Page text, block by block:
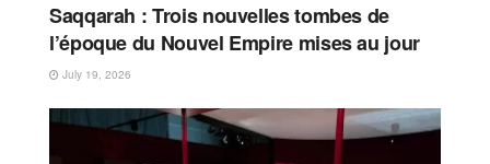
Saqqarah : Trois nouvelles tombes de
l’époque du Nouvel Empire mises au jour
July 19, 2026